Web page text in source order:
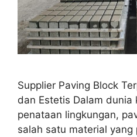
Supplier Paving Block
dan Estetis Dalam dunia
penataan lingkungan,
salah satu material yang